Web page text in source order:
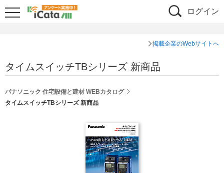
ログイン
掲載企業のWebサイトへ
タイムスイッチTBシリーズ 新商品
パナソニック 住宅設備と建材 WEBカタログ
タイムスイッチTBシリーズ 新商品